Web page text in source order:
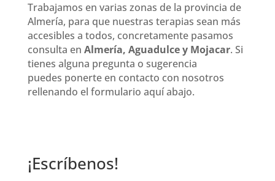
Trabajamos en varias zonas de la provincia de
Almería, para que nuestras terapias sean más
accesibles a todos, concretamente pasamos
consulta en Almería, Aguadulce y Mojacar. Si
tienes alguna pregunta o sugerencia
puedes ponerte en contacto con nosotros
rellenando el formulario aquí abajo.
¡Escríbenos!